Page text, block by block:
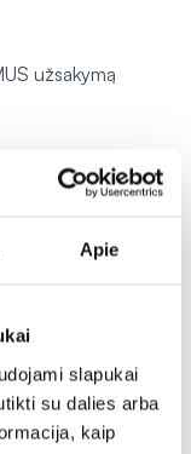
Apie
slapukai
su dalies arba
kaip
užsakymą